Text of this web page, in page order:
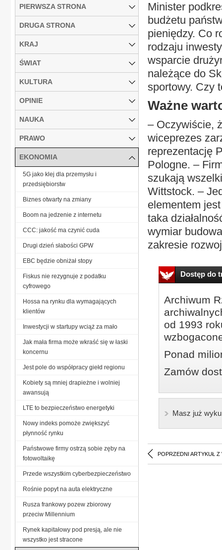
Minister
budżetu
pieniędzy. Co
rodzaju
wsparcie
należące do
sportowy. Czy
Ważne
– Oczywiście,
wiceprezes
reprezentację
Pologne. –
szukają
Wittstock. –
elementem
taka
wymiar
zakresie
Dostęp do
Archiwum
od 1993
Ponad
Zamów
Masz już
POPRZEDNI ARTYKUŁ Z
PIERWSZA STRONA
DRUGA STRONA
KRAJ
ŚWIAT
KULTURA
OPINIE
NAUKA
PRAWO
EKONOMIA
5G jako klej dla przemysłu i
przedsiębiorstw
Biznes otwarty na zmiany
Boom na jedzenie z internetu
CCC: jakość ma czynić cuda
Drugi dzień słabości GPW
EBC będzie obniżał stopy
Fiskus nie rezygnuje z podatku
cyfrowego
Hossa na rynku dla wymagających
klientów
Inwestycji w startupy wciąż za mało
Jak mała firma może wkraść się w łaski
koncernu
Jest pole do współpracy giełd regionu
Kobiety są mniej drapieżne i wolniej
awansują
LTE to bezpieczeństwo energetyki
Nowy indeks pomoże zwiększyć
płynność rynku
Państwowe firmy ostrzą sobie zęby na
fotowoltaikę
Przede wszystkim cyberbezpieczeństwo
Rośnie popyt na auta elektryczne
Rusza frankowy pozew zbiorowy
przeciw Millennium
Rynek kapitałowy pod presją, ale nie
wszystko jest stracone